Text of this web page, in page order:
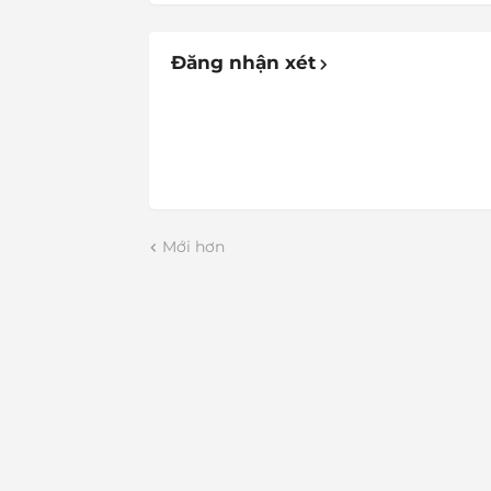
Đăng nhận xét
Mới hơn